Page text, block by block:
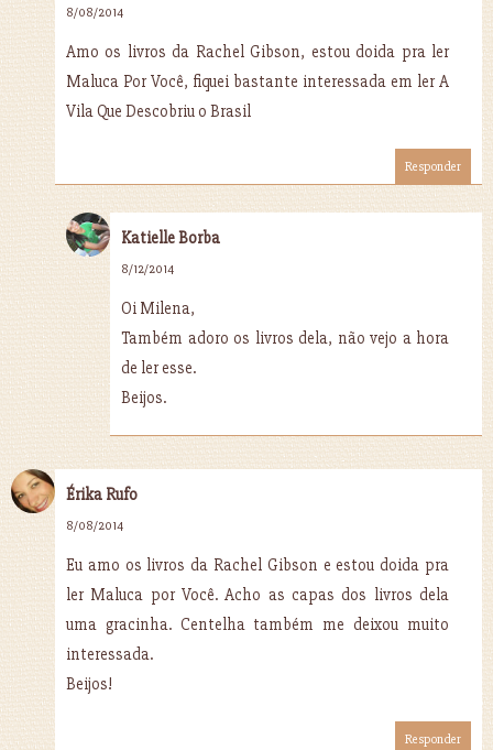
8/08/2014
Amo os livros da Rachel Gibson, estou doida pra ler
Maluca Por Você, fiquei bastante interessada em ler A
Vila Que Descobriu o Brasil
Responder
Katielle Borba
8/12/2014
Oi Milena,
Também adoro os livros dela, não vejo a hora
de ler esse.
Beijos.
Érika Rufo
8/08/2014
Eu amo os livros da Rachel Gibson e estou doida pra
ler Maluca por Você. Acho as capas dos livros dela
uma gracinha. Centelha também me deixou muito
interessada.
Beijos!
Responder